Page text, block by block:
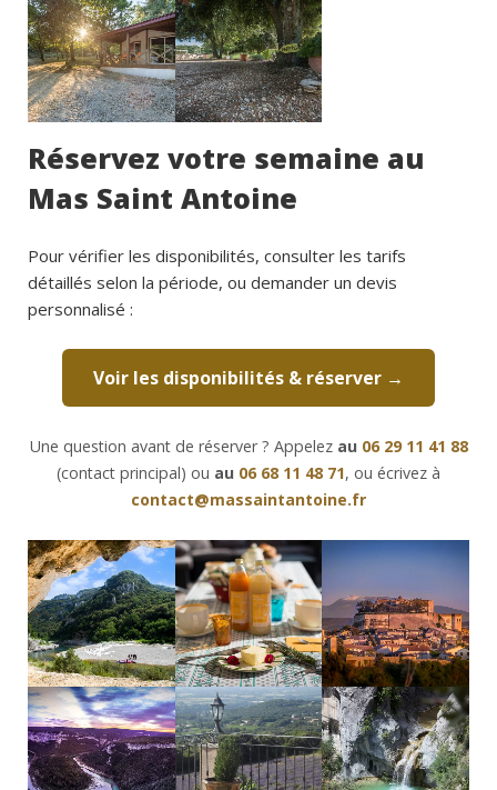
Réservez votre semaine au
Mas Saint Antoine
Pour vérifier les disponibilités, consulter les tarifs
détaillés selon la période, ou demander un devis
personnalisé :
Voir les disponibilités & réserver →
Une question avant de réserver ? Appelez au 06 29 11 41 88
(contact principal) ou au 06 68 11 48 71, ou écrivez à
contact@massaintantoine.fr